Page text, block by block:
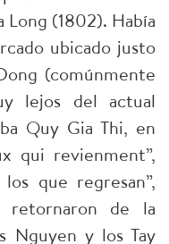
(1802). Había
ubicado justo
(comúnmente
lejos del actual
Quy Gia Thi, en
qui revienment”,
que regresan”,
retornaron de la
Nguyen y los Tay